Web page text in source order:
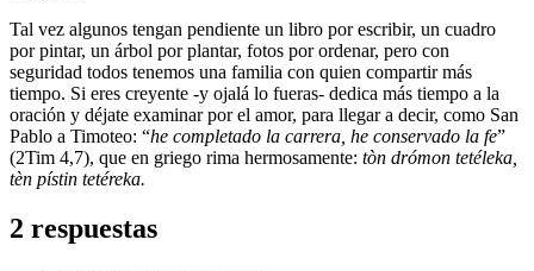
Tal vez algunos tengan pendiente un libro por escribir, un cuadro
por pintar, un árbol por plantar, fotos por ordenar, pero con
seguridad todos tenemos una familia con quien compartir más
tiempo. Si eres creyente -y ojalá lo fueras- dedica más tiempo a la
oración y déjate examinar por el amor, para llegar a decir, como San
Pablo a Timoteo: “he completado la carrera, he conservado la fe”
(2Tim 4,7), que en griego rima hermosamente: tòn drómon tetéleka,
tèn pístin tetéreka.
2 respuestas